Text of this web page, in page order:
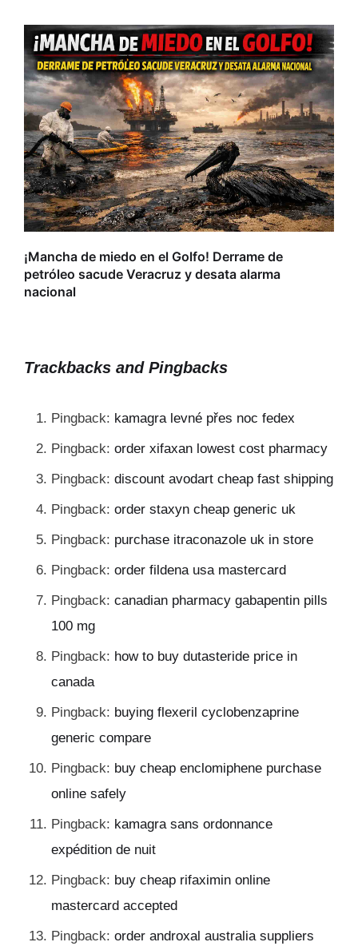
¡Mancha de miedo en el Golfo! Derrame de
petróleo sacude Veracruz y desata alarma
nacional
Trackbacks and Pingbacks
Pingback: kamagra levné přes noc fedex
Pingback: order xifaxan lowest cost pharmacy
Pingback: discount avodart cheap fast shipping
Pingback: order staxyn cheap generic uk
Pingback: purchase itraconazole uk in store
Pingback: order fildena usa mastercard
Pingback: canadian pharmacy gabapentin pills
100 mg
Pingback: how to buy dutasteride price in
canada
Pingback: buying flexeril cyclobenzaprine
generic compare
Pingback: buy cheap enclomiphene purchase
online safely
Pingback: kamagra sans ordonnance
expédition de nuit
Pingback: buy cheap rifaximin online
mastercard accepted
Pingback: order androxal australia suppliers